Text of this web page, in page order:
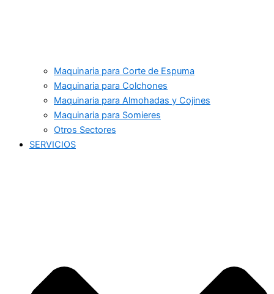
Maquinaria para Corte de Espuma
Maquinaria para Colchones
Maquinaria para Almohadas y Cojines
Maquinaria para Somieres
Otros Sectores
SERVICIOS